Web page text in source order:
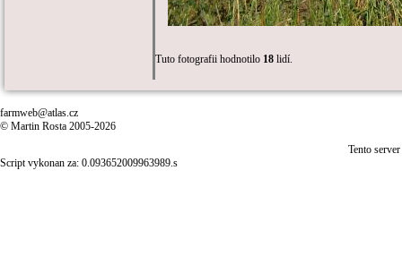
Tuto fotografii hodnotilo 18 lidí.
farmweb@atlas.cz
© Martin Rosta 2005-2026
Tento
Script vykonan za: 0.093652009963989.s